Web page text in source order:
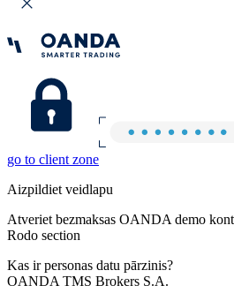
go to client zone
Aizpildiet veidlapu
Atveriet bezmaksas OANDA demo
Rodo section
Kas ir personas datu pārzinis?
OANDA TMS Brokers S.A.